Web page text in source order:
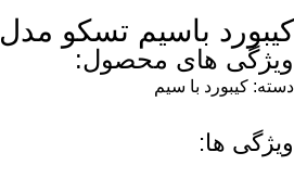
کیبورد باسیم تسکو مدل TK 8020
ویژگی های محصول:
دسته: کیبورد با سیم
ویژگی ها: